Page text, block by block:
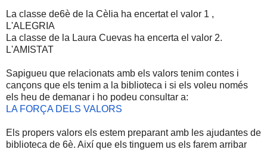
La classe de6è de la Cèlia ha encertat el valor 1 ,
L'ALEGRIA
La classe de la Laura Cuevas ha encerta el valor 2.
L'AMISTAT
Sapigueu que relacionats amb els valors tenim contes i
cançons que els tenim a la biblioteca i si els voleu només
els heu de demanar i ho podeu consultar a:
LA FORÇA DELS VALORS
Els propers valors els estem preparant amb les ajudantes de
biblioteca de 6è. Així que els tinguem us els farem arribar